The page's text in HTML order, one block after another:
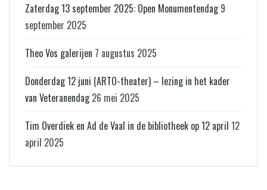
Zaterdag 13 september 2025: Open Monumentendag 9
september 2025
Theo Vos galerijen 7 augustus 2025
Donderdag 12 juni (ARTO-theater) – lezing in het kader
van Veteranendag 26 mei 2025
Tim Overdiek en Ad de Vaal in de bibliotheek op 12 april 12
april 2025